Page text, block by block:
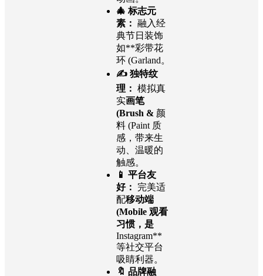
🎄 标志元
素： 融入经
典节日装饰
如**彩带花
环 (Garland。
✍️ 独特纹
理： 模拟真
实画笔
(Brush & 颜
料 (Paint 质
感，带来生
动、温暖的
触感。
📱 平台友
好：
完美适
配移动端
(Mobile 观看
习惯，是
Instagram**
等社交平台
吸睛利器。
🔖 品牌融